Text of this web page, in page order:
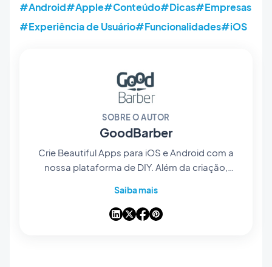
#Android#Apple#Conteúdo#Dicas#Empresas
#Experiência de Usuário#Funcionalidades#iOS
SOBRE O AUTOR
GoodBarber
Crie Beautiful Apps para iOS e Android com a
nossa plataforma de DIY. Além da criação,
marketing mobile!
Saiba mais